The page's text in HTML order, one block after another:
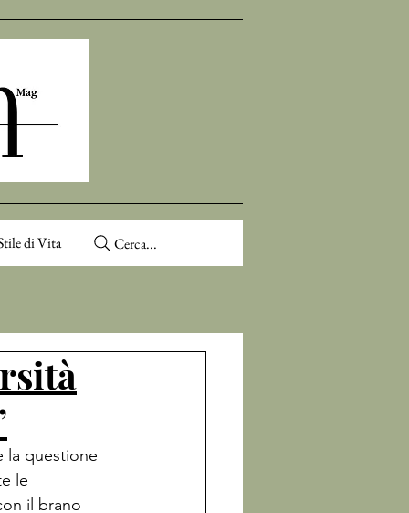
di Vita Cerca...
la questione
le
il brano